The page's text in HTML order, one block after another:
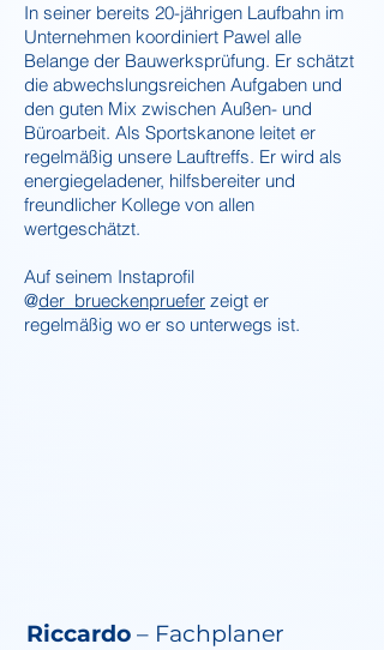
In seiner bereits 20-jährigen Laufbahn im
Unternehmen koordiniert Pawel alle
Belange der Bauwerksprüfung. Er schätzt
die abwechslungsreichen Aufgaben und
den guten Mix zwischen Außen- und
Büroarbeit. Als Sportskanone leitet er
regelmäßig unsere Lauftreffs. Er wird als
energiegeladener, hilfsbereiter und
freundlicher Kollege von allen
wertgeschätzt.
Auf seinem Instaprofil
@der_brueckenpruefer zeigt er
regelmäßig wo er so unterwegs ist.
Riccardo – Fachplaner